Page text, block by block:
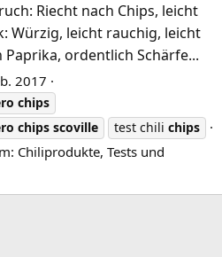
Riecht nach Chips, leicht
Würzig, leicht rauchig, leicht
ordentlich Schärfe...
2017
chips
chips scoville test chili chips
Chiliprodukte, Tests und